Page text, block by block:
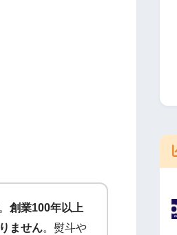
創業100年以上
ません。熨斗や